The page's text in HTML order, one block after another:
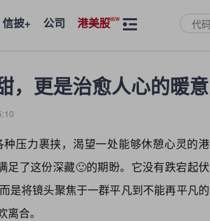
信披+ 公司 港美股
，更是治愈人心的暖意
压力裹挟，渴望一处能够休憩心灵的港
足了这份深藏🙂的期盼。它没有跌宕起伏
是将镜头聚焦于一群平凡到不能再平凡的
合。